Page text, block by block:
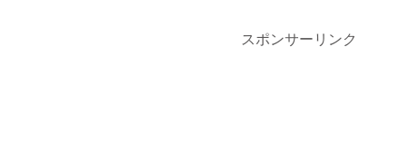
スポンサーリンク